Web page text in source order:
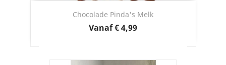
Chocolade Pinda's Melk
VanafPrijs
€ 4,99